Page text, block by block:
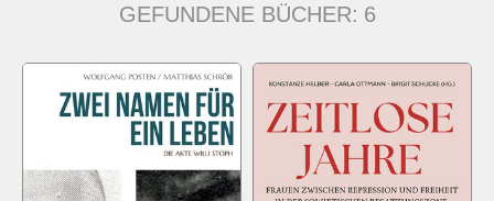
GEFUNDENE BÜCHER: 6